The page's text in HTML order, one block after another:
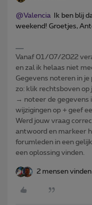
@Valencia Ik ben blij
weekend! Groetjes,
Vanaf 01/07/2022
en zal ik helaas niet
Gegevens noteren in
zo: klik rechtsboven
→ noteer de gegevens
wijzigingen op + geef
Werd jouw vraag
antwoord en markeer
forumleden in een
een oplossing vinden.
2 mensen